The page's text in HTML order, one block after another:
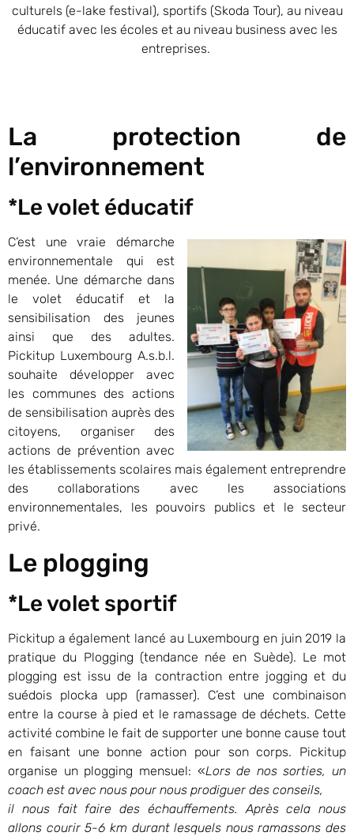
culturels (e-lake festival), sportifs (Skoda Tour), au niveau
éducatif avec les écoles et au niveau business avec les
entreprises.
La protection de
l’environnement
*Le volet éducatif
C’est une vraie démarche
environnementale qui est
menée. Une démarche dans
le volet éducatif et la
sensibilisation des jeunes
ainsi que des adultes.
Pickitup Luxembourg A.s.b.l.
souhaite développer avec
les communes des actions
de sensibilisation auprès des
citoyens, organiser des
actions de prévention avec
les établissements scolaires mais également entreprendre
des collaborations avec les associations
environnementales, les pouvoirs publics et le secteur
privé.
Le plogging
*Le volet sportif
Pickitup a également lancé au Luxembourg en juin 2019 la
pratique du Plogging (tendance née en Suède). Le mot
plogging est issu de la contraction entre jogging et du
suédois plocka upp (ramasser). C’est une combinaison
entre la course à pied et le ramassage de déchets. Cette
activité combine le fait de supporter une bonne cause tout
en faisant une bonne action pour son corps. Pickitup
organise un plogging mensuel: «Lors de nos sorties, un
coach est avec nous pour nous prodiguer des conseils,
il nous fait faire des échauffements. Après cela nous
allons courir 5-6 km durant lesquels nous ramassons des